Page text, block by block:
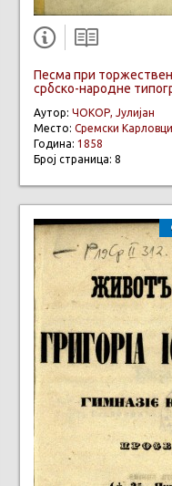
Песма при
србско-народне
Аутор: ЧОКОР, Јулијан
Место: Сремски Карловци
Година: 1858
Број страница: 8